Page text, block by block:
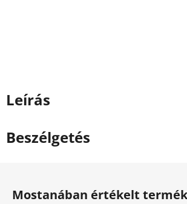
Leírás
Beszélgetés
Mostanában értékelt